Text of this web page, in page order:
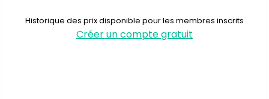
Historique des prix disponible pour les membres inscrits
Créer un compte gratuit